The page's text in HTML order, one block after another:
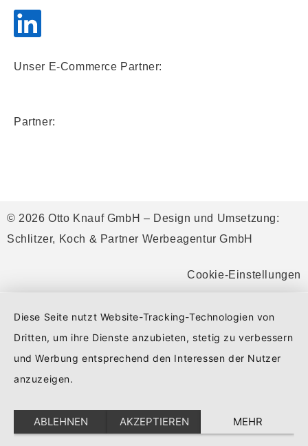
Unser E-Commerce Partner:
Partner:
© 2026 Otto Knauf GmbH – Design und Umsetzung:
Schlitzer, Koch & Partner Werbeagentur GmbH
Cookie-Einstellungen
Diese Seite nutzt Website-Tracking-Technologien von
Dritten, um ihre Dienste anzubieten, stetig zu verbessern
und Werbung entsprechend den Interessen der Nutzer
anzuzeigen.
ABLEHNEN AKZEPTIEREN MEHR